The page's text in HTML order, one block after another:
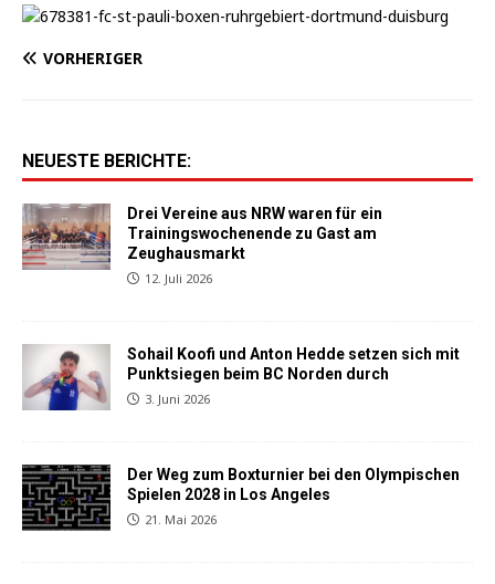
VORHERIGER
NEUESTE BERICHTE:
Drei Vereine aus NRW waren für ein
Trainingswochenende zu Gast am
Zeughausmarkt
12. Juli 2026
Sohail Koofi und Anton Hedde setzen sich mit
Punktsiegen beim BC Norden durch
3. Juni 2026
Der Weg zum Boxturnier bei den Olympischen
Spielen 2028 in Los Angeles
21. Mai 2026